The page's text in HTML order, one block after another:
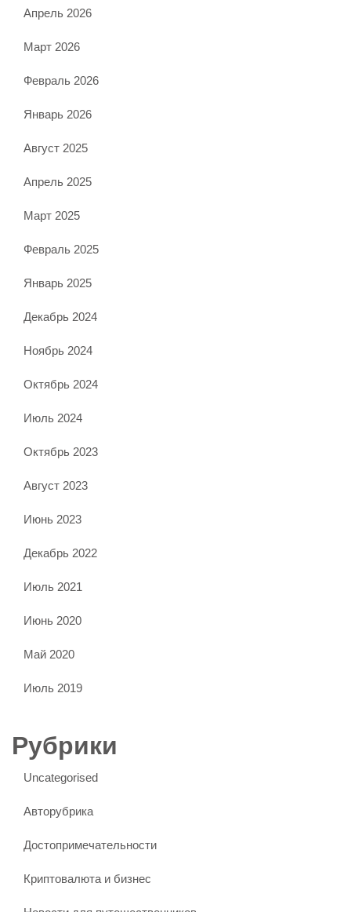
Апрель 2026
Март 2026
Февраль 2026
Январь 2026
Август 2025
Апрель 2025
Март 2025
Февраль 2025
Январь 2025
Декабрь 2024
Ноябрь 2024
Октябрь 2024
Июль 2024
Октябрь 2023
Август 2023
Июнь 2023
Декабрь 2022
Июль 2021
Июнь 2020
Май 2020
Июль 2019
Рубрики
Uncategorised
Авторубрика
Достопримечательности
Криптовалюта и бизнес